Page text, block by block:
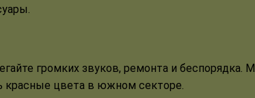
громких звуков, ремонта и
красные цвета в южном секторе.